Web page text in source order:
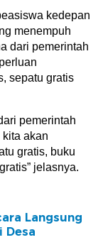
kedepan
menempuh
dari pemerintah
sepatu gratis
pemerintah
akan
gratis, buku
jelasnya.
Langsung
Desa